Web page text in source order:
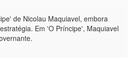
de Nicolau Maquiavel, embora
Em 'O Príncipe', Maquiavel